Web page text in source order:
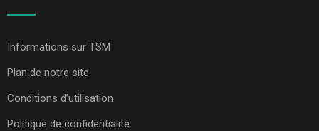
Informations sur TSM
Plan de notre site
Conditions d’utilisation
Politique de confidentialité